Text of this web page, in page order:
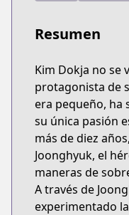
Resumen
Kim Dokja no se
protagonista de
era pequeño, ha
su única pasión
más de diez
Joonghyuk, el
maneras de
A través de
experimentado